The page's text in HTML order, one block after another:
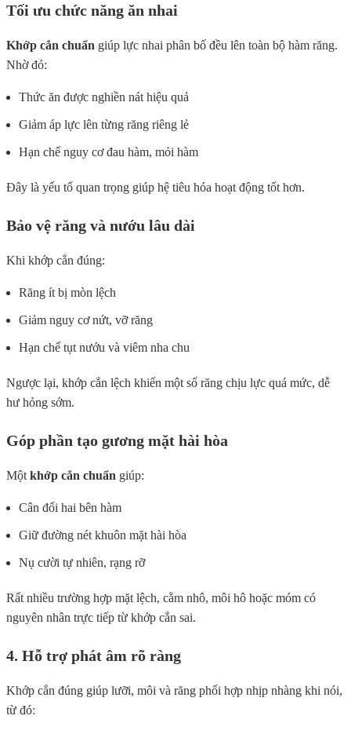
Tối ưu chức năng ăn nhai
Khớp cắn chuẩn giúp lực nhai phân bố đều lên toàn bộ hàm răng.
Nhờ đó:
Thức ăn được nghiền nát hiệu quả
Giảm áp lực lên từng răng riêng lẻ
Hạn chế nguy cơ đau hàm, mỏi hàm
Đây là yếu tố quan trọng giúp hệ tiêu hóa hoạt động tốt hơn.
Bảo vệ răng và nướu lâu dài
Khi khớp cắn đúng:
Răng ít bị mòn lệch
Giảm nguy cơ nứt, vỡ răng
Hạn chế tụt nướu và viêm nha chu
Ngược lại, khớp cắn lệch khiến một số răng chịu lực quá mức, dễ
hư hỏng sớm.
Góp phần tạo gương mặt hài hòa
Một khớp cắn chuẩn giúp:
Cân đối hai bên hàm
Giữ đường nét khuôn mặt hài hòa
Nụ cười tự nhiên, rạng rỡ
Rất nhiều trường hợp mặt lệch, cằm nhô, môi hô hoặc móm có
nguyên nhân trực tiếp từ khớp cắn sai.
4. Hỗ trợ phát âm rõ ràng
Khớp cắn đúng giúp lưỡi, môi và răng phối hợp nhịp nhàng khi nói,
từ đó: